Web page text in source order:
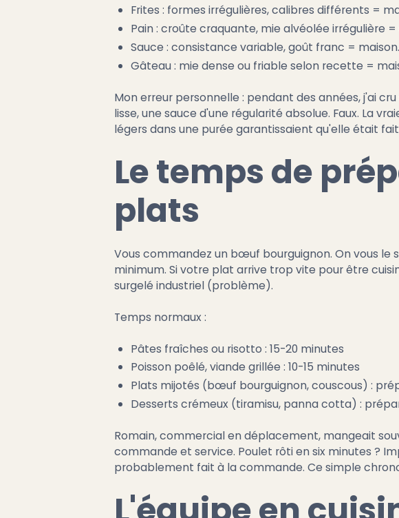
Frites : formes irrégulières, calibres différents =
Pain : croûte craquante, mie alvéolée irrégulière
Sauce : consistance variable, goût franc =
Gâteau : mie dense ou friable selon recette =
Mon erreur personnelle : pendant des années, j'ai
lisse, une sauce d'une régularité absolue. Faux. La
légers dans une purée garantissaient qu'elle était
Le temps de
plats
Vous commandez un bœuf bourguignon. On vous le
minimum. Si votre plat arrive trop vite pour être
surgelé industriel (problème).
Temps normaux :
Pâtes fraîches ou risotto : 15-20 minutes
Poisson poêlé, viande grillée : 10-15 minutes
Plats mijotés (bœuf bourguignon, couscous) :
Desserts crémeux (tiramisu, panna cotta) :
Romain, commercial en déplacement, mangeait
commande et service. Poulet rôti en six minutes ?
probablement fait à la commande. Ce simple